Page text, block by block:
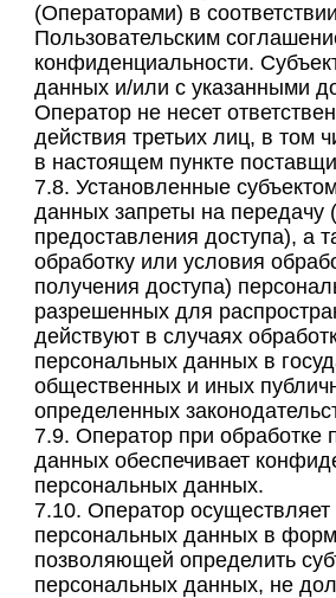
(Операторами) в
Пользовательским
конфиденциальности.
данных и/или с указанными
Оператор не несет
действия третьих лиц, в том
в настоящем пункте
7.8. Установленные
данных запреты на передачу
предоставления доступа), а
обработку или условия
получения доступа)
разрешенных для
действуют в случаях
персональных данных в
общественных и иных
определенных
7.9. Оператор при обработке
данных обеспечивает
персональных данных.
7.10. Оператор осуществляет
персональных данных в
позволяющей определить
персональных данных, не